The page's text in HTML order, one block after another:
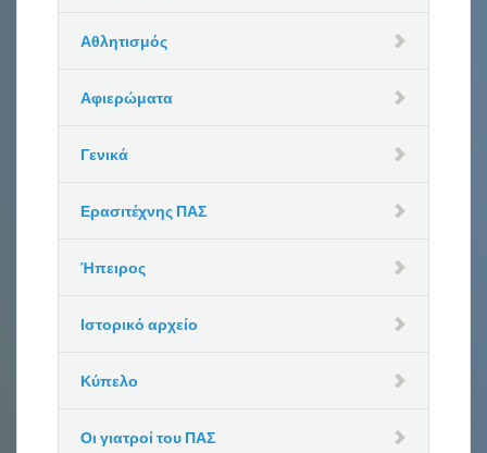
Αθλητισμός
Αφιερώματα
Γενικά
Ερασιτέχνης ΠΑΣ
Ήπειρος
Ιστορικό αρχείο
Κύπελο
Οι γιατροί του ΠΑΣ